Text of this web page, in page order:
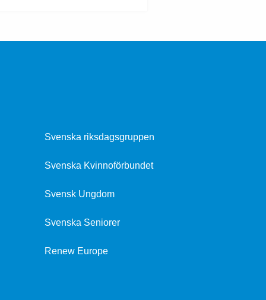
Svenska riksdagsgruppen
Svenska Kvinnoförbundet
Svensk Ungdom
Svenska Seniorer
Renew Europe